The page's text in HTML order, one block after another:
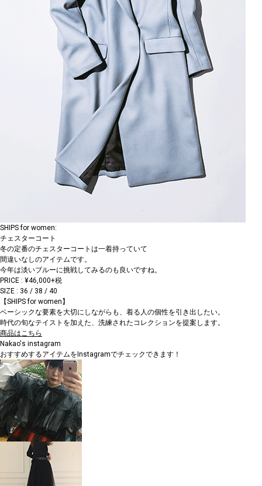
SHIPS for women:
チェスターコート
冬の定番のチェスターコートは一着持っていて
間違いなしのアイテムです。
今年は淡いブルーに挑戦してみるのも良いですね。
PRICE : ¥46,000+税
SIZE : 36 / 38 / 40
【SHIPS for women】
ベーシックな要素を大切にしながらも、着る人の個性を引き出したい。
時代の旬なテイストを加えた、洗練されたコレクションを提案します。
商品はこちら
Nakao's instagram
おすすめするアイテムをInstagramでチェックできます！